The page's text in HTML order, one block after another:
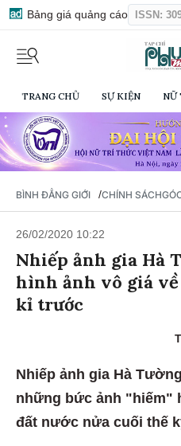
Bảng giá quảng cáo ISSN:
TRANG CHỦ SỰ KIỆN NỮ
BÌNH ĐẲNG GIỚI /CHÍNH SÁCH
26/02/2020 10:22
Nhiếp ảnh gia Hà
hình ảnh vô giá
kỉ trước
Nhiếp ảnh gia Hà
những bức ảnh "hiếm"
đất nước nửa cuối thế